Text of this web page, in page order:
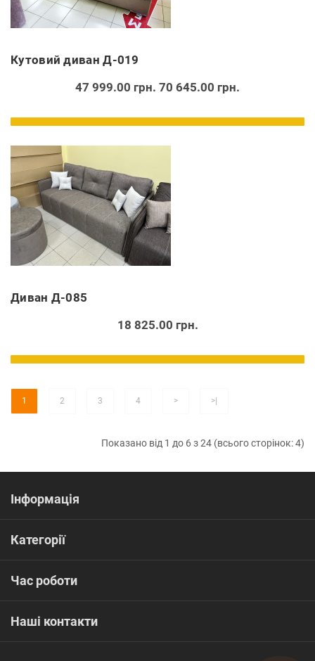
Кутовий диван Д-019
47 999.00 грн. 70 645.00 грн.
Диван Д-085
18 825.00 грн.
1 2 3 4 > >|
Показано від 1 до 6 з 24 (всього сторінок: 4)
Інформація
Категорії
Час роботи
Наші контакти